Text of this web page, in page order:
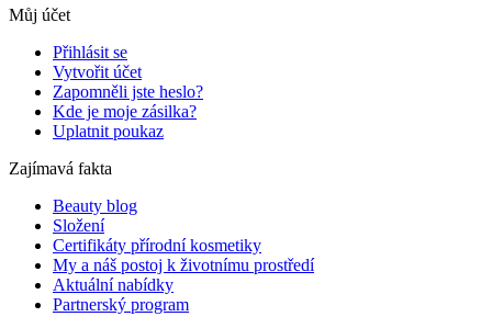
Můj účet
Přihlásit se
Vytvořit účet
Zapomněli jste heslo?
Kde je moje zásilka?
Uplatnit poukaz
Zajímavá fakta
Beauty blog
Složení
Certifikáty přírodní kosmetiky
My a náš postoj k životnímu prostředí
Aktuální nabídky
Partnerský program